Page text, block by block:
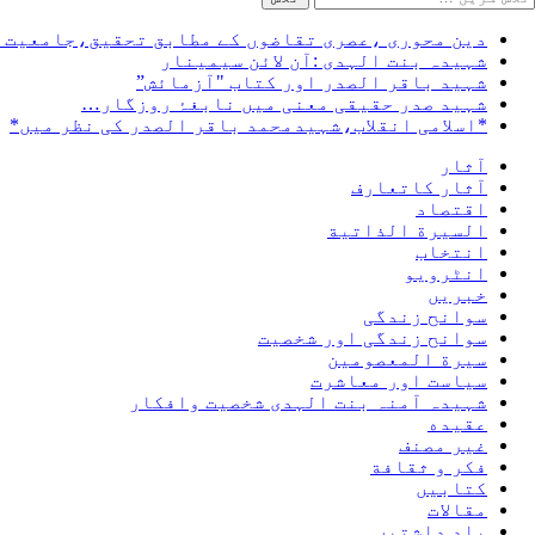
کریں
برائے:دین محوری ،عصری تقاضوں کے مطابق
شہیدہ بنت الہدی :آن لائن سیمینار
شہید باقر الصدر اور کتاب "آزمائش”
شہید صدر حقیقی معنی میں نابغۂ روزگار…
*اسلامی انقلاب،شہیدمحمد باقر الصدر کی نظر میں*
آثار
آثار کاتعارف
اقتصاد
السيرة الذاتية
انتخاب
انٹرویو
خبریں
سوانح زندگی
سوانح زندگی اور شخصیت
سيرة المعصومين
سیاست اور معاشرت
شہیدہ آمنہ بنت الہدی شخصیت وافکار
عقیده
غير مصنف
فكر و ثقافة
کتابیں
مقالات
یاد داشتیں